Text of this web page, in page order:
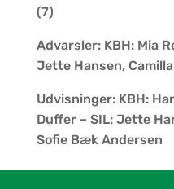
(7)
Advarsler: KBH: Mia
Jette Hansen,
Udvisninger: KBH:
Duffer – SIL: Jette
Sofie Bæk Andersen